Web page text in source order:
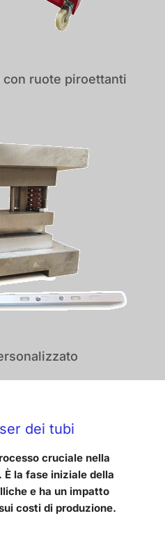
ruote piroettanti
dei tubi
cruciale nella
la fase iniziale della
e ha un impatto
costi di produzione.